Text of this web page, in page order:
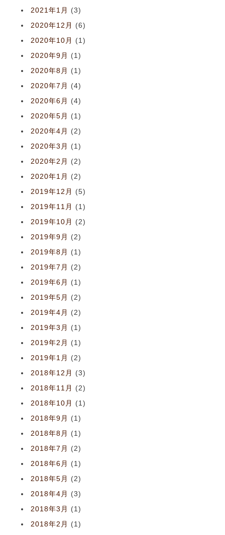
2021年1月
(3)
2020年12月
(6)
2020年10月
(1)
2020年9月
(1)
2020年8月
(1)
2020年7月
(4)
2020年6月
(4)
2020年5月
(1)
2020年4月
(2)
2020年3月
(1)
2020年2月
(2)
2020年1月
(2)
2019年12月
(5)
2019年11月
(1)
2019年10月
(2)
2019年9月
(2)
2019年8月
(1)
2019年7月
(2)
2019年6月
(1)
2019年5月
(2)
2019年4月
(2)
2019年3月
(1)
2019年2月
(1)
2019年1月
(2)
2018年12月
(3)
2018年11月
(2)
2018年10月
(1)
2018年9月
(1)
2018年8月
(1)
2018年7月
(2)
2018年6月
(1)
2018年5月
(2)
2018年4月
(3)
2018年3月
(1)
2018年2月
(1)